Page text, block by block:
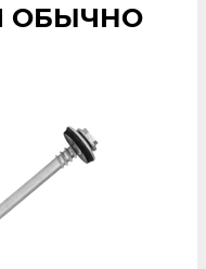
ОБЫЧНО